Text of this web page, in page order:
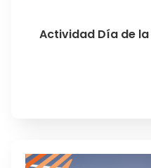
Actividad Día de